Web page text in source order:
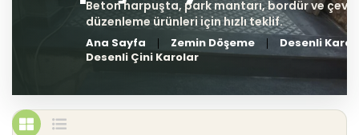
Ana Sayfa Zemin Döşeme
Desenli Karo
Desenli Çini Karolar